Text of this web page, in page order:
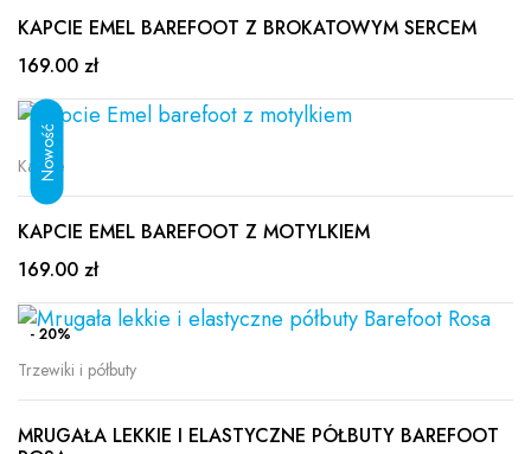
KAPCIE EMEL BAREFOOT Z BROKATOWYM SERCEM
169.00 zł
Kapcie
KAPCIE EMEL BAREFOOT Z MOTYLKIEM
169.00 zł
- 20%
Trzewiki i półbuty
MRUGAŁA LEKKIE I ELASTYCZNE PÓŁBUTY BAREFOOT